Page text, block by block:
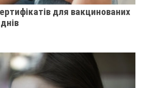
для вакцинованих